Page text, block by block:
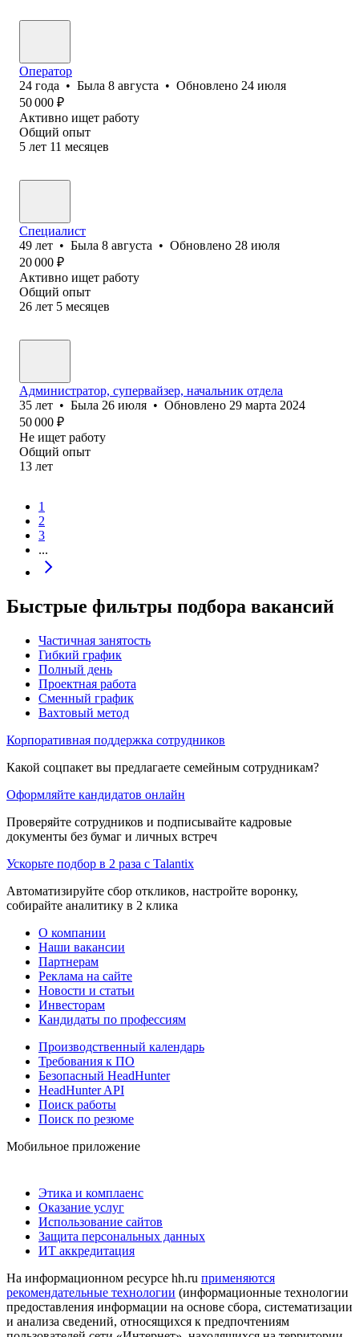
Оператор
24 года • Была 8 августа • Обновлено 24 июля
50 000 ₽
Активно ищет работу
Общий опыт
5 лет 11 месяцев
Специалист
49 лет • Была 8 августа • Обновлено 28 июля
20 000 ₽
Активно ищет работу
Общий опыт
26 лет 5 месяцев
Администратор, супервайзер, начальник отдела
35 лет • Была 26 июля • Обновлено 29 марта 2024
50 000 ₽
Не ищет работу
Общий опыт
13 лет
1
2
3
...
Быстрые фильтры подбора вакансий
Частичная занятость
Гибкий график
Полный день
Проектная работа
Сменный график
Вахтовый метод
Корпоративная поддержка сотрудников
Какой соцпакет вы предлагаете семейным сотрудникам?
Оформляйте кандидатов онлайн
Проверяйте сотрудников и подписывайте кадровые
документы без бумаг и личных встреч
Ускорьте подбор в 2 раза с Talantix
Автоматизируйте сбор откликов, настройте воронку,
собирайте аналитику в 2 клика
О компании
Наши вакансии
Партнерам
Реклама на сайте
Новости и статьи
Инвесторам
Кандидаты по профессиям
Производственный календарь
Требования к ПО
Безопасный HeadHunter
HeadHunter API
Поиск работы
Поиск по резюме
Мобильное приложение
Этика и комплаенс
Оказание услуг
Использование сайтов
Защита персональных данных
ИТ аккредитация
На информационном ресурсе hh.ru применяются
рекомендательные технологии (информационные технологии
предоставления информации на основе сбора, систематизации
и анализа сведений, относящихся к предпочтениям